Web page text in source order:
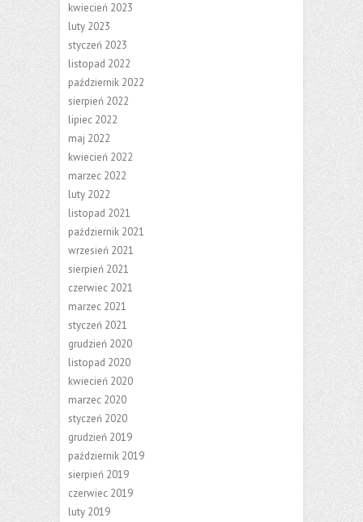
kwiecień 2023
luty 2023
styczeń 2023
listopad 2022
październik 2022
sierpień 2022
lipiec 2022
maj 2022
kwiecień 2022
marzec 2022
luty 2022
listopad 2021
październik 2021
wrzesień 2021
sierpień 2021
czerwiec 2021
marzec 2021
styczeń 2021
grudzień 2020
listopad 2020
kwiecień 2020
marzec 2020
styczeń 2020
grudzień 2019
październik 2019
sierpień 2019
czerwiec 2019
luty 2019